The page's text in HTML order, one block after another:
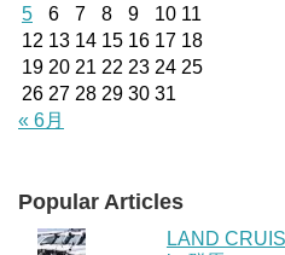
5
6 7 8 9 10 11
12 13 14 15 16 17 18
19 20 21 22 23 24 25
26 27 28 29 30 31
« 6月
Popular Articles
LAND